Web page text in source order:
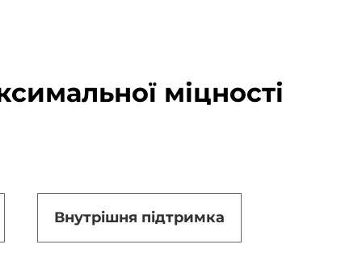
міцності
Внутрішня підтримка